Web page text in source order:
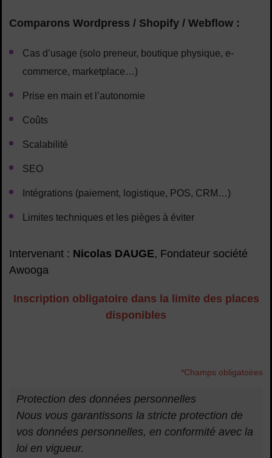
Comparons Wordpress / Shopify / Webflow :
Cas d’usage (solo preneur, boutique physique, e-
commerce, marketplace…)
Prise en main et l’autonomie
Coûts
Scalabilité
SEO
Intégrations (paiement, logistique, POS, CRM…)
Limites techniques et les pièges à éviter
Intervenant : Nicolas DAUGE, Fondateur société
Awooga
Inscription obligatoire dans la limite des places
disponibles
*Champs obligatoires
A savoir :
Protection des données personnelles
Nous vous garantissons la stricte protection de
vos données personnelles, en conformité avec la
loi en vigueur.